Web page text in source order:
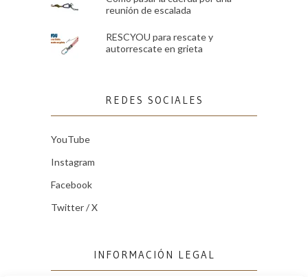
reunión de escalada
RESCYOU para rescate y
autorrescate en grieta
REDES SOCIALES
YouTube
Instagram
Facebook
Twitter / X
INFORMACIÓN LEGAL